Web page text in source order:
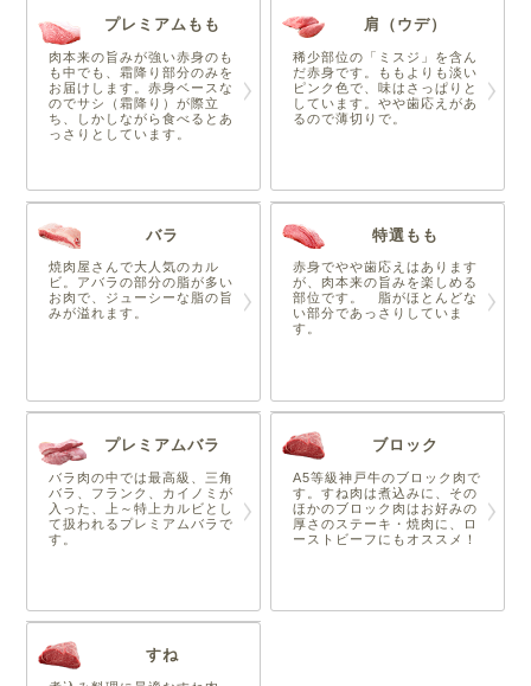
プレミアムもも
肉本来の旨みが強い赤身のも
も中でも、霜降り部分のみを
お届けします。赤身ベースな
のでサシ（霜降り）が際立
ち、しかしながら食べるとあ
っさりとしています。
肩（ウデ）
稀少部位の「ミスジ」を含ん
だ赤身です。ももよりも淡い
ピンク色で、味はさっぱりと
しています。やや歯応えがあ
るので薄切りで。
バラ
焼肉屋さんで大人気のカル
ビ。アバラの部分の脂が多い
お肉で、ジューシーな脂の旨
みが溢れます。
特選もも
赤身でやや歯応えはあります
が、肉本来の旨みを楽しめる
部位です。 脂がほとんどな
い部分であっさりしていま
す。
プレミアムバラ
バラ肉の中では最高級、三角
バラ、フランク、カイノミが
入った、上～特上カルビとし
て扱われるプレミアムバラで
す。
ブロック
A5等級神戸牛のブロック肉で
す。すね肉は煮込みに、その
ほかのブロック肉はお好みの
厚さのステーキ・焼肉に、ロ
ーストビーフにもオススメ！
すね